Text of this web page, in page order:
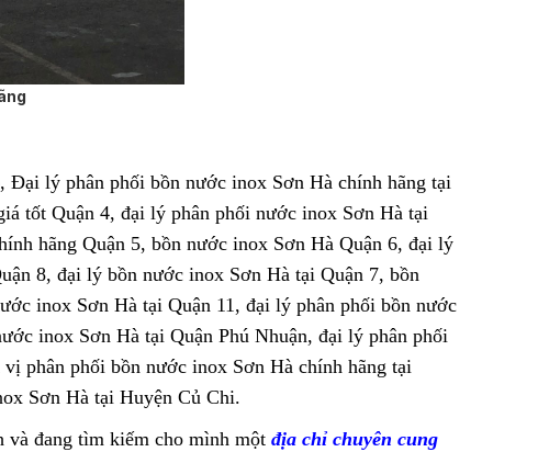
Đại lý phân phối bồn nước inox Sơn Hà chính hãng tại
tốt Quận 4, đại lý phân phối nước inox Sơn Hà tại
hãng Quận 5, bồn nước inox Sơn Hà Quận 6, đại lý
8, đại lý bồn nước inox Sơn Hà tại Quận 7, bồn
inox Sơn Hà tại Quận 11, đại lý phân phối bồn nước
inox Sơn Hà tại Quận Phú Nhuận, đại lý phân phối
phân phối bồn nước inox Sơn Hà chính hãng tại
Sơn Hà tại Huyện Củ Chi.
và đang tìm kiếm cho mình một địa chỉ chuyên cung